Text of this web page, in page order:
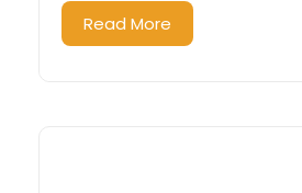
Read More